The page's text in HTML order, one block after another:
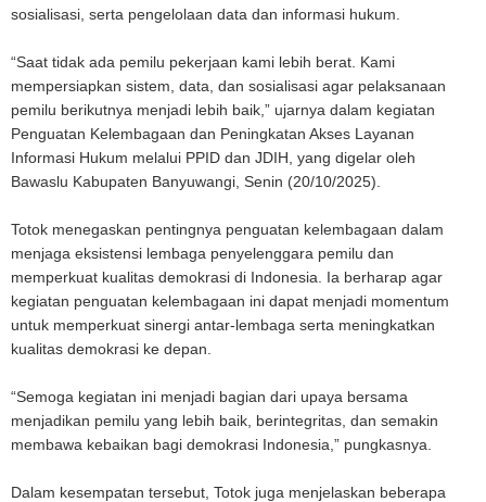
sosialisasi, serta pengelolaan data dan informasi hukum.
“Saat tidak ada pemilu pekerjaan kami lebih berat. Kami
mempersiapkan sistem, data, dan sosialisasi agar pelaksanaan
pemilu berikutnya menjadi lebih baik,” ujarnya dalam kegiatan
Penguatan Kelembagaan dan Peningkatan Akses Layanan
Informasi Hukum melalui PPID dan JDIH, yang digelar oleh
Bawaslu Kabupaten Banyuwangi, Senin (20/10/2025).
Totok menegaskan pentingnya penguatan kelembagaan dalam
menjaga eksistensi lembaga penyelenggara pemilu dan
memperkuat kualitas demokrasi di Indonesia. Ia berharap agar
kegiatan penguatan kelembagaan ini dapat menjadi momentum
untuk memperkuat sinergi antar-lembaga serta meningkatkan
kualitas demokrasi ke depan.
“Semoga kegiatan ini menjadi bagian dari upaya bersama
menjadikan pemilu yang lebih baik, berintegritas, dan semakin
membawa kebaikan bagi demokrasi Indonesia,” pungkasnya.
Dalam kesempatan tersebut, Totok juga menjelaskan beberapa